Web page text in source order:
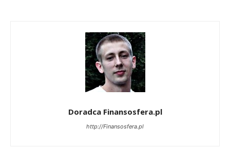
Doradca Finansosfera.pl
http://Finansosfera.pl